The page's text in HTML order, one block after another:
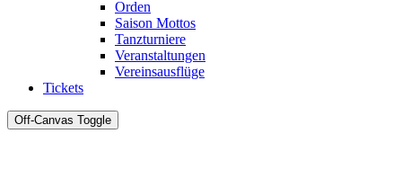
Orden
Saison Mottos
Tanzturniere
Veranstaltungen
Vereinsausflüge
Tickets
Off-Canvas Toggle